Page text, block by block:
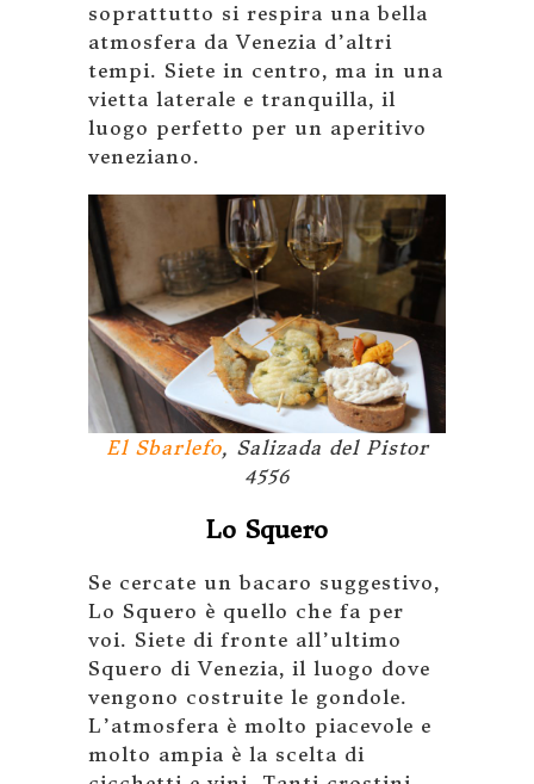
soprattutto si respira una bella
atmosfera da Venezia d’altri
tempi. Siete in centro, ma in una
vietta laterale e tranquilla, il
luogo perfetto per un aperitivo
veneziano.
El Sbarlefo, Salizada del Pistor
4556
Lo Squero
Se cercate un bacaro suggestivo,
Lo Squero è quello che fa per
voi. Siete di fronte all’ultimo
Squero di Venezia, il luogo dove
vengono costruite le gondole.
L’atmosfera è molto piacevole e
molto ampia è la scelta di